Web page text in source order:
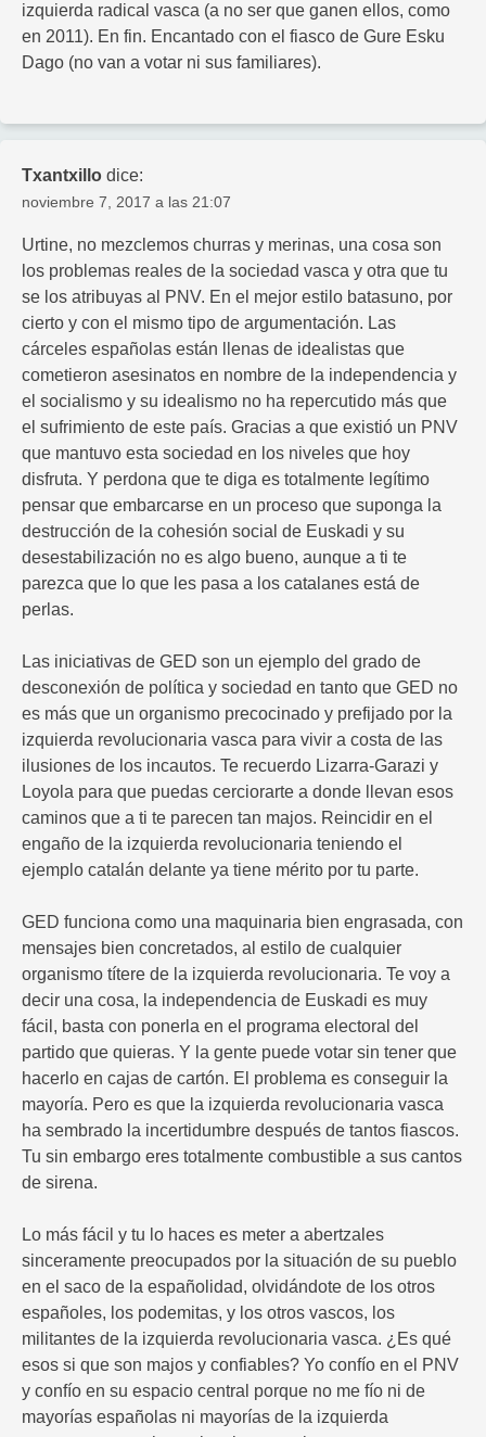
izquierda radical vasca (a no ser que ganen ellos, como
en 2011). En fin. Encantado con el fiasco de Gure Esku
Dago (no van a votar ni sus familiares).
Txantxillo dice:
noviembre 7, 2017 a las 21:07
Urtine, no mezclemos churras y merinas, una cosa son
los problemas reales de la sociedad vasca y otra que tu
se los atribuyas al PNV. En el mejor estilo batasuno, por
cierto y con el mismo tipo de argumentación. Las
cárceles españolas están llenas de idealistas que
cometieron asesinatos en nombre de la independencia y
el socialismo y su idealismo no ha repercutido más que
el sufrimiento de este país. Gracias a que existió un PNV
que mantuvo esta sociedad en los niveles que hoy
disfruta. Y perdona que te diga es totalmente legítimo
pensar que embarcarse en un proceso que suponga la
destrucción de la cohesión social de Euskadi y su
desestabilización no es algo bueno, aunque a ti te
parezca que lo que les pasa a los catalanes está de
perlas.
Las iniciativas de GED son un ejemplo del grado de
desconexión de política y sociedad en tanto que GED no
es más que un organismo precocinado y prefijado por la
izquierda revolucionaria vasca para vivir a costa de las
ilusiones de los incautos. Te recuerdo Lizarra-Garazi y
Loyola para que puedas cerciorarte a donde llevan esos
caminos que a ti te parecen tan majos. Reincidir en el
engaño de la izquierda revolucionaria teniendo el
ejemplo catalán delante ya tiene mérito por tu parte.
GED funciona como una maquinaria bien engrasada, con
mensajes bien concretados, al estilo de cualquier
organismo títere de la izquierda revolucionaria. Te voy a
decir una cosa, la independencia de Euskadi es muy
fácil, basta con ponerla en el programa electoral del
partido que quieras. Y la gente puede votar sin tener que
hacerlo en cajas de cartón. El problema es conseguir la
mayoría. Pero es que la izquierda revolucionaria vasca
ha sembrado la incertidumbre después de tantos fiascos.
Tu sin embargo eres totalmente combustible a sus cantos
de sirena.
Lo más fácil y tu lo haces es meter a abertzales
sinceramente preocupados por la situación de su pueblo
en el saco de la españolidad, olvidándote de los otros
españoles, los podemitas, y los otros vascos, los
militantes de la izquierda revolucionaria vasca. ¿Es qué
esos si que son majos y confiables? Yo confío en el PNV
y confío en su espacio central porque no me fío ni de
mayorías españolas ni mayorías de la izquierda